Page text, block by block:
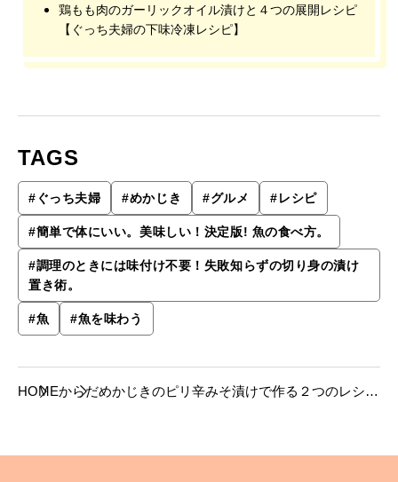
鶏もも肉のガーリックオイル漬けと４つの展開レシピ
【ぐっち夫婦の下味冷凍レシピ】
TAGS
# ぐっち夫婦 #めかじき #グルメ #レシピ
#簡単で体にいい。美味しい！決定版! 魚の食べ方。
#調理のときには味付け不要！失敗知らずの切り身の漬け
置き術。
#魚 #魚を味わう
HOMEからだめかじきのピリ辛みそ漬けで作る２つのレシピ